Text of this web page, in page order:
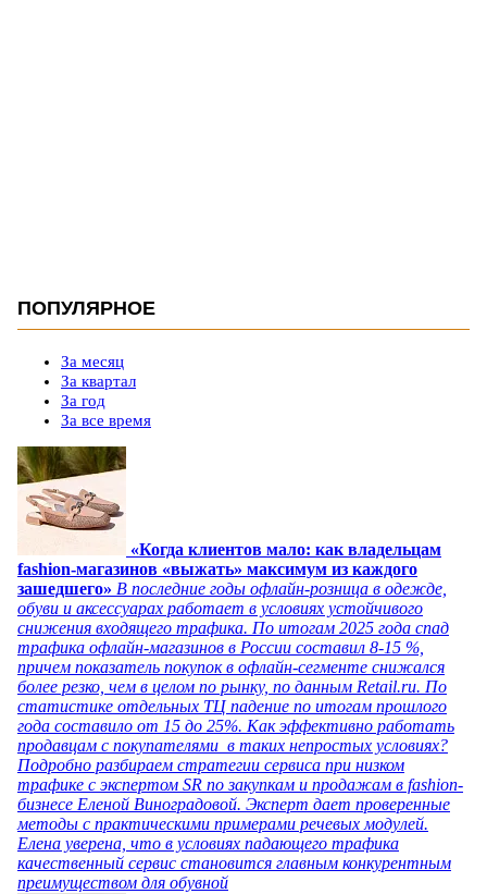
ПОПУЛЯРНОЕ
За месяц
За квартал
За год
За все время
«Когда клиентов мало: как владельцам
fashion-магазинов «выжать» максимум из каждого
зашедшего» В последние годы офлайн-розница в одежде,
обуви и аксессуарах работает в условиях устойчивого
снижения входящего трафика. По итогам 2025 года спад
трафика офлайн-магазинов в России составил 8-15 %,
причем показатель покупок в офлайн-сегменте снижался
более резко, чем в целом по рынку, по данным Retail.ru. По
статистике отдельных ТЦ падение по итогам прошлого
года составило от 15 до 25%. Как эффективно работать
продавцам с покупателями в таких непростых условиях?
Подробно разбираем стратегии сервиса при низком
трафике с экспертом SR по закупкам и продажам в fashion-
бизнесе Еленой Виноградовой. Эксперт дает проверенные
методы с практическими примерами речевых модулей.
Елена уверена, что в условиях падающего трафика
качественный сервис становится главным конкурентным
преимуществом для обувной